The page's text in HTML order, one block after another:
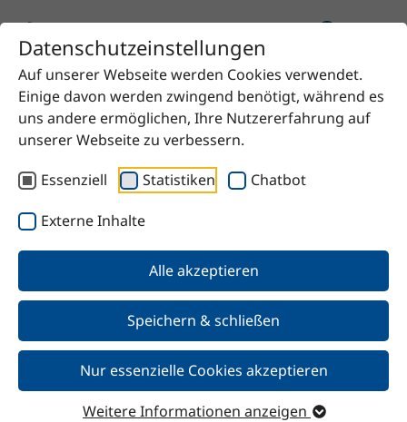
Datenschutzeinstellungen
Auf unserer Webseite werden Cookies verwendet.
Einige davon werden zwingend benötigt, während es
uns andere ermöglichen, Ihre Nutzererfahrung auf
unserer Webseite zu verbessern.
Essenziell
Statistiken Chatbot
Externe Inhalte
Alle akzeptieren
Speichern & schließen
Nur essenzielle Cookies akzeptieren
Weitere Informationen anzeigen
Startseite Produkt SteSil 9001
SteSil 9001
Merkmale